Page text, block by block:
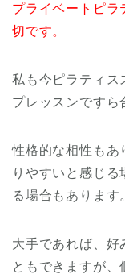
プライベートピラ
切です。
私も今ピラティス
プレッスンですら
性格的な相性もあ
りやすいと感じ
る場合もあります
大手であれば、好
ともできますが